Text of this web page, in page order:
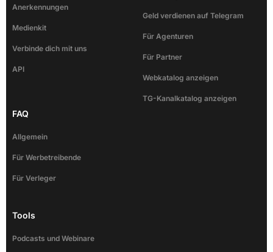
Anerkennungen
Medienkit
Verbinde dich mit uns
API
FAQ
Allgemein
Für Werbetreibende
Für Verleger
Geld verdienen auf Telegram
Für Agenturen
Für Partner
Webkatalog anzeigen
TG-Kanalkatalog anzeigen
Tools
Podcasts und Webinare